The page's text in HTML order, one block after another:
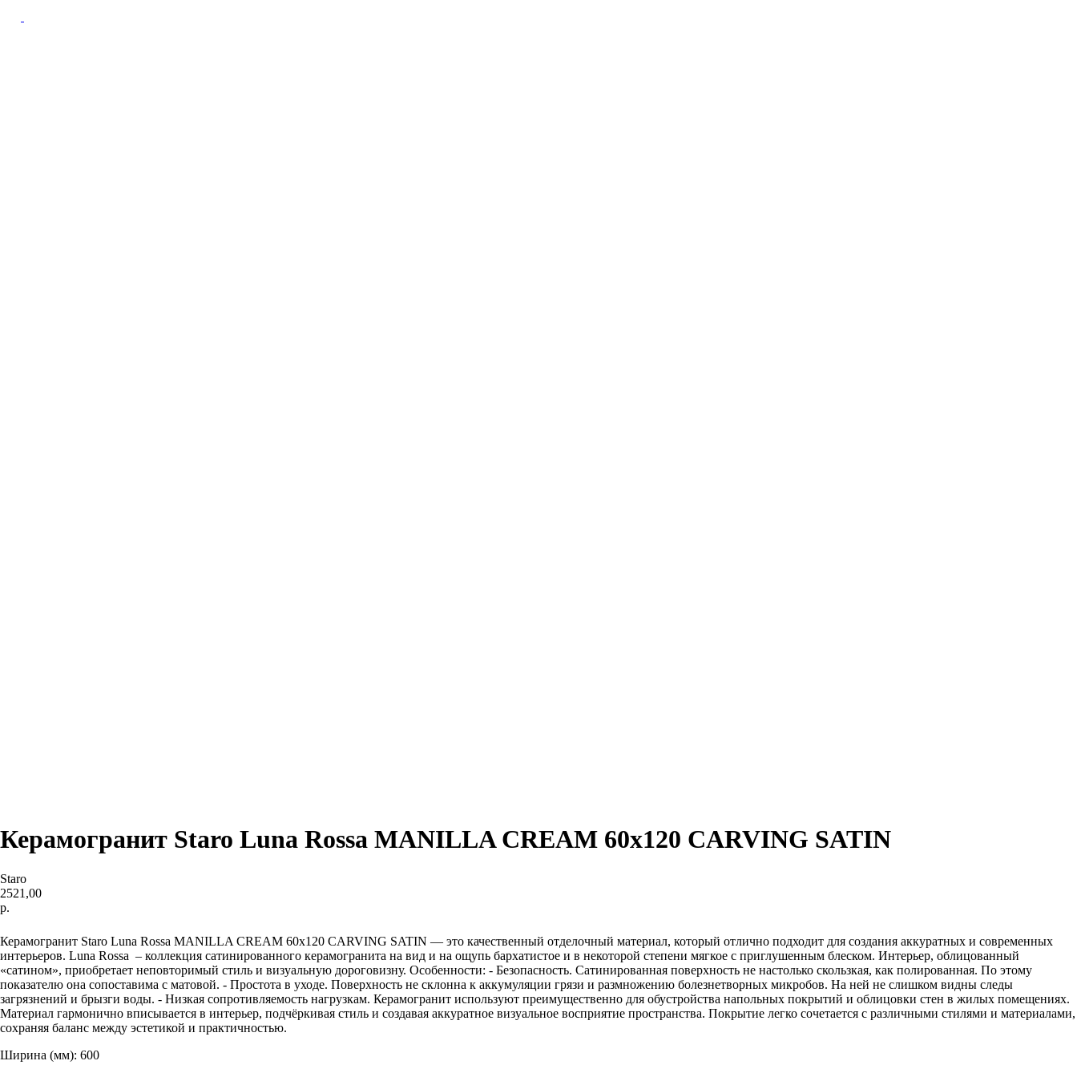
Керамогранит Staro Luna Rossa MANILLA CREAM 60x120 CARVING SATIN
Staro
2521,00
р.
Керамогранит Staro Luna Rossa MANILLA CREAM 60x120 CARVING SATIN — это качественный отделочный материал, который отлично подходит для создания аккуратных и современных
интерьеров. Luna Rossa – коллекция сатинированного керамогранита на вид и на ощупь бархатистое и в некоторой степени мягкое с приглушенным блеском. Интерьер, облицованный
«сатином», приобретает неповторимый стиль и визуальную дороговизну. Особенности: - Безопасность. Сатинированная поверхность не настолько скользкая, как полированная. По этому
показателю она сопоставима с матовой. - Простота в уходе. Поверхность не склонна к аккумуляции грязи и размножению болезнетворных микробов. На ней не слишком видны следы
загрязнений и брызги воды. - Низкая сопротивляемость нагрузкам. Керамогранит используют преимущественно для обустройства напольных покрытий и облицовки стен в жилых помещениях.
Материал гармонично вписывается в интерьер, подчёркивая стиль и создавая аккуратное визуальное восприятие пространства. Покрытие легко сочетается с различными стилями и материалами,
сохраняя баланс между эстетикой и практичностью.
Ширина (мм): 600